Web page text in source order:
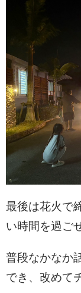
最後は花火で
い時間を過ご
普段なかなか
でき、改めて